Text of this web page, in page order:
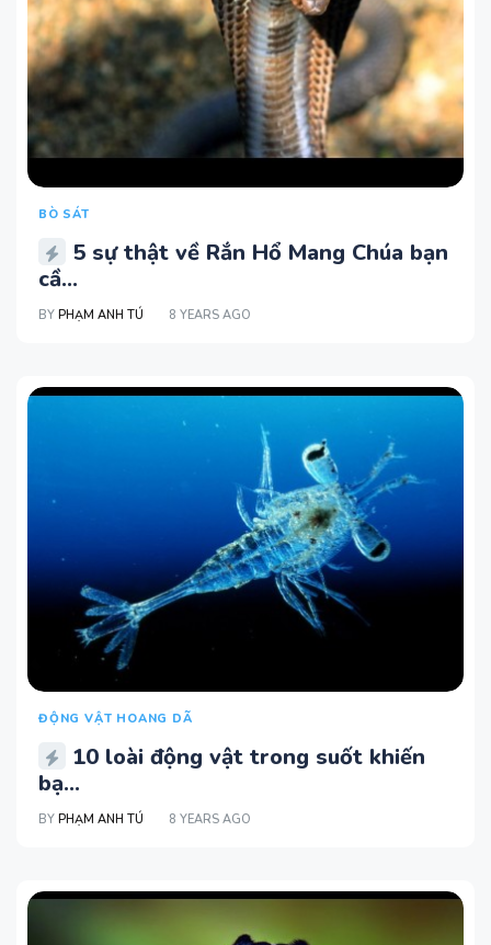
BÒ SÁT
5 sự thật về Rắn Hổ Mang Chúa bạn
cầ...
BY PHẠM ANH TÚ 8 YEARS AGO
ĐỘNG VẬT HOANG DÃ
10 loài động vật trong suốt khiến
bạ...
BY PHẠM ANH TÚ 8 YEARS AGO